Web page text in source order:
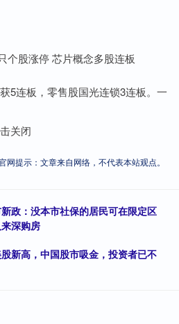
个股涨停 芯片概念多股连板
5连板，零售股国光连锁3连板。一
关闭
网提示：文章来自网络，不代表本站观点。
政：没本市社保的居民可在限定区
深购房
新高，中国股市吸金，投资者已不